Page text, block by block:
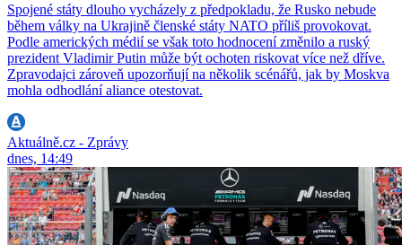
Spojené státy dlouho vycházely z předpokladu, že Rusko nebude
během války na Ukrajině členské státy NATO příliš provokovat.
Podle amerických médií se však toto hodnocení změnilo a ruský
prezident Vladimir Putin může být ochoten riskovat více než dříve.
Zpravodajci zároveň upozorňují na několik scénářů, jak by Moskva
mohla odhodlání aliance otestovat.
Aktuálně.cz - Zprávy
dnes, 14:49